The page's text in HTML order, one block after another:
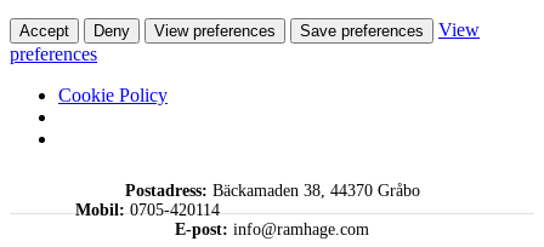
Accept Deny View preferences Save preferences
View
preferences
Cookie Policy
Postadress: Bäckamaden 38, 44370 Gråbo
Mobil:0705-420114
E-post: info@ramhage.com